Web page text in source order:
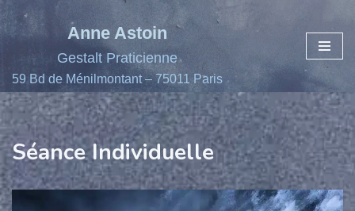
contenu
Anne Astoin
Gestalt Praticienne
59 Bd de Ménilmontant – 75011 Paris
Séance Individuelle